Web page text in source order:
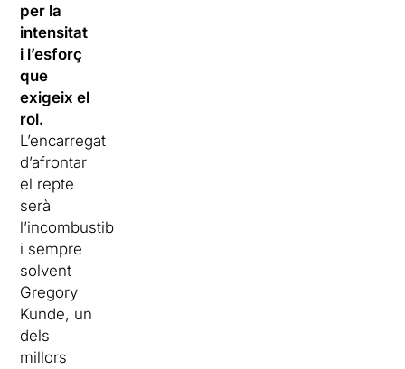
per la
intensitat
i l’esforç
que
exigeix el
rol.
L’encarregat
d’afrontar
el repte
serà
l’incombustible
i sempre
solvent
Gregory
Kunde, un
dels
millors